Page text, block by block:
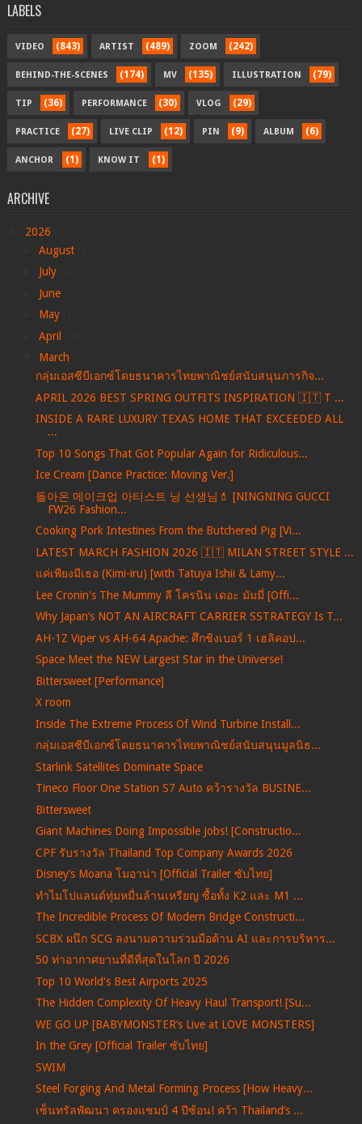
LABELS
VIDEO (843) ARTIST (489) ZOOM (242)
BEHIND-THE-SCENES (174) MV (135) ILLUSTRATION (79)
TIP (36) PERFORMANCE (30) VLOG (29)
PRACTICE (27) LIVE CLIP (12) PIN (9) ALBUM (6)
ANCHOR (1) KNOW IT (1)
ARCHIVE
2026
August
July
June
May
April
March
กลุ่มเอสซีบีเอกซ์โดยธนาคารไทยพาณิชย์สนับสนุนภารกิจ...
APRIL 2026 BEST SPRING OUTFITS INSPIRATION 🇮🇹 T ...
INSIDE A RARE LUXURY TEXAS HOME THAT EXCEEDED ALL
...
Top 10 Songs That Got Popular Again for Ridiculous...
Ice Cream [Dance Practice: Moving Ver.]
돌아온 메이크업 아티스트 닝 선생님💄 [NINGNING GUCCI
FW26 Fashion...
Cooking Pork Intestines From the Butchered Pig [Vi...
LATEST MARCH FASHION 2026 🇮🇹 MILAN STREET STYLE ...
แค่เพียงมีเธอ (Kimi-iru) [with Tatuya Ishii & Lamy...
Lee Cronin's The Mummy ลี โครนิน เดอะ มัมมี่ [Offi...
Why Japan’s NOT AN AIRCRAFT CARRIER SSTRATEGY Is T...
AH-1Z Viper vs AH-64 Apache: ศึกชิงเบอร์ 1 เฮลิคอป...
Space Meet the NEW Largest Star in the Universe!
Bittersweet [Performance]
X room
Inside The Extreme Process Of Wind Turbine Install...
กลุ่มเอสซีบีเอกซ์โดยธนาคารไทยพาณิชย์สนับสนุนมูลนิธ...
Starlink Satellites Dominate Space
Tineco Floor One Station S7 Auto คว้ารางวัล BUSINE...
Bittersweet
Giant Machines Doing Impossible Jobs! [Constructio...
CPF รับรางวัล Thailand Top Company Awards 2026
Disney’s Moana โมอาน่า [Official Trailer ซับไทย]
ทำไมโปแลนด์ทุ่มหมื่นล้านเหรียญ ซื้อทั้ง K2 และ M1 ...
The Incredible Process Of Modern Bridge Constructi...
SCBX ผนึก SCG ลงนามความร่วมมือด้าน AI และการบริหาร...
50 ท่าอากาศยานที่ดีที่สุดในโลก ปี 2026
Top 10 World's Best Airports 2025
The Hidden Complexity Of Heavy Haul Transport! [Su...
WE GO UP [BABYMONSTER‘s Live at LOVE MONSTERS]
In the Grey [Official Trailer ซับไทย]
SWIM
Steel Forging And Metal Forming Process [How Heavy...
เซ็นทรัลพัฒนา ครองแชมป์ 4 ปีซ้อน! คว้า Thailand’s ...